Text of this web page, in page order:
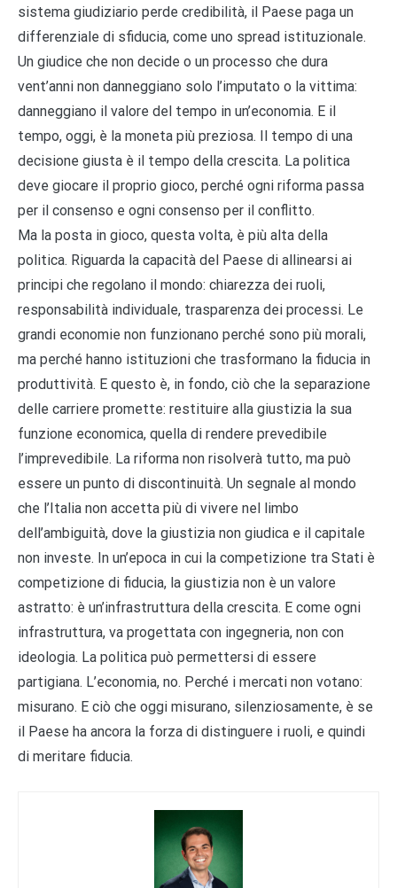
sistema giudiziario perde credibilità, il Paese paga un
differenziale di sfiducia, come uno spread istituzionale.
Un giudice che non decide o un processo che dura
vent’anni non danneggiano solo l’imputato o la vittima:
danneggiano il valore del tempo in un’economia. E il
tempo, oggi, è la moneta più preziosa. Il tempo di una
decisione giusta è il tempo della crescita. La politica
deve giocare il proprio gioco, perché ogni riforma passa
per il consenso e ogni consenso per il conflitto.
Ma la posta in gioco, questa volta, è più alta della
politica. Riguarda la capacità del Paese di allinearsi ai
principi che regolano il mondo: chiarezza dei ruoli,
responsabilità individuale, trasparenza dei processi. Le
grandi economie non funzionano perché sono più morali,
ma perché hanno istituzioni che trasformano la fiducia in
produttività. E questo è, in fondo, ciò che la separazione
delle carriere promette: restituire alla giustizia la sua
funzione economica, quella di rendere prevedibile
l’imprevedibile. La riforma non risolverà tutto, ma può
essere un punto di discontinuità. Un segnale al mondo
che l’Italia non accetta più di vivere nel limbo
dell’ambiguità, dove la giustizia non giudica e il capitale
non investe. In un’epoca in cui la competizione tra Stati è
competizione di fiducia, la giustizia non è un valore
astratto: è un’infrastruttura della crescita. E come ogni
infrastruttura, va progettata con ingegneria, non con
ideologia. La politica può permettersi di essere
partigiana. L’economia, no. Perché i mercati non votano:
misurano. E ciò che oggi misurano, silenziosamente, è se
il Paese ha ancora la forza di distinguere i ruoli, e quindi
di meritare fiducia.